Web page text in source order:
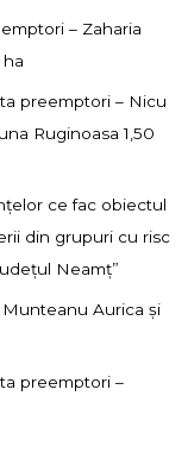
– Zaharia
ha
preemptori – Nicu
Ruginoasa 1,50
ce fac obiectul
din grupuri cu risc
Neamț”
Aurica și
preemptori –